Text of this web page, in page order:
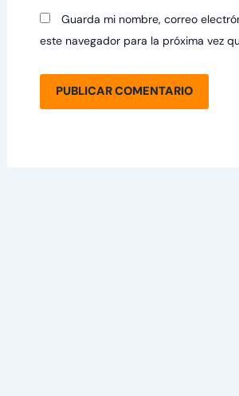
Guarda mi nombre, correo
este navegador para la próxima vez